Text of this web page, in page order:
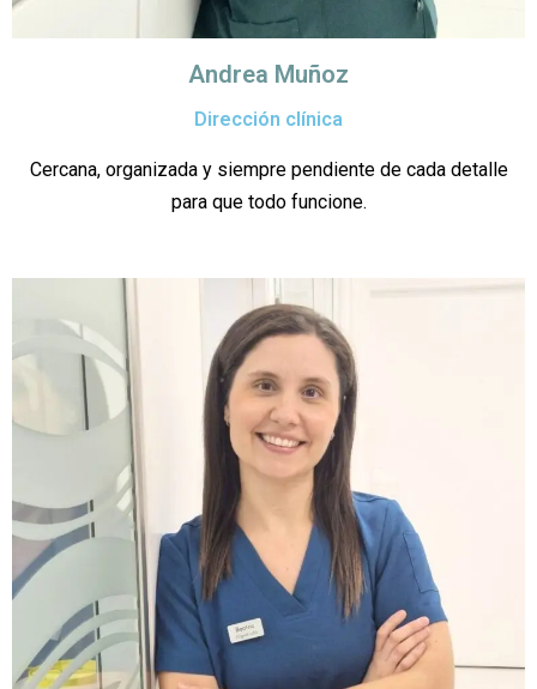
Andrea Muñoz
Dirección clínica
Cercana, organizada y siempre pendiente de cada detalle
para que todo funcione.